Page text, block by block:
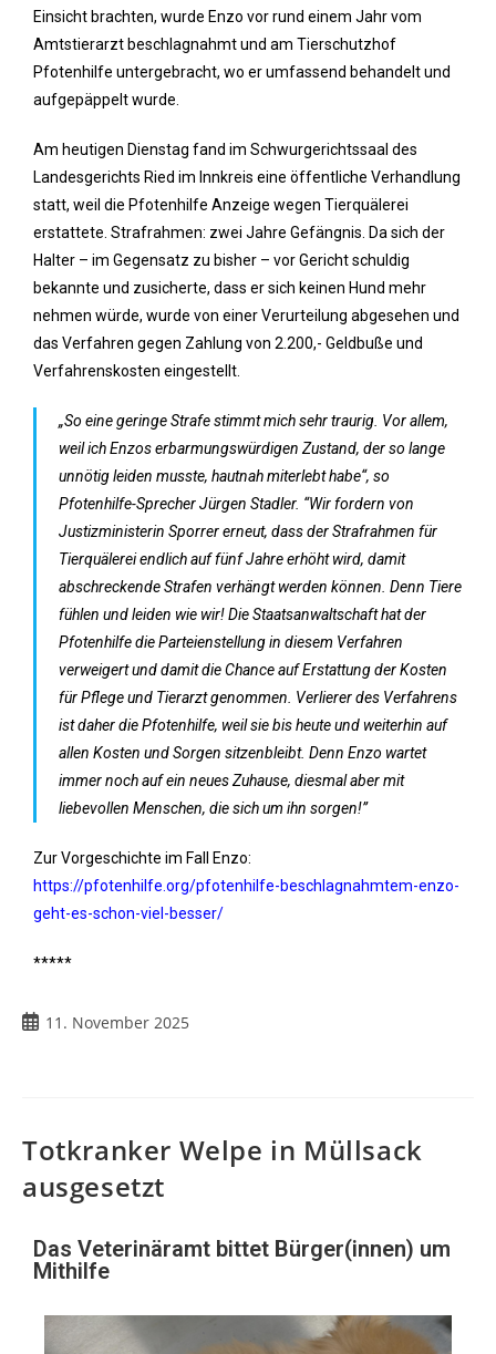
Einsicht brachten, wurde Enzo vor rund einem Jahr vom
Amtstierarzt beschlagnahmt und am Tierschutzhof
Pfotenhilfe untergebracht, wo er umfassend behandelt und
aufgepäppelt wurde.
Am heutigen Dienstag fand im Schwurgerichtssaal des
Landesgerichts Ried im Innkreis eine öffentliche Verhandlung
statt, weil die Pfotenhilfe Anzeige wegen Tierquälerei
erstattete. Strafrahmen: zwei Jahre Gefängnis. Da sich der
Halter – im Gegensatz zu bisher – vor Gericht schuldig
bekannte und zusicherte, dass er sich keinen Hund mehr
nehmen würde, wurde von einer Verurteilung abgesehen und
das Verfahren gegen Zahlung von 2.200,- Geldbuße und
Verfahrenskosten eingestellt.
„So eine geringe Strafe stimmt mich sehr traurig. Vor allem,
weil ich Enzos erbarmungswürdigen Zustand, der so lange
unnötig leiden musste, hautnah miterlebt habe“, so
Pfotenhilfe-Sprecher Jürgen Stadler. “Wir fordern von
Justizministerin Sporrer erneut, dass der Strafrahmen für
Tierquälerei endlich auf fünf Jahre erhöht wird, damit
abschreckende Strafen verhängt werden können. Denn Tiere
fühlen und leiden wie wir! Die Staatsanwaltschaft hat der
Pfotenhilfe die Parteienstellung in diesem Verfahren
verweigert und damit die Chance auf Erstattung der Kosten
für Pflege und Tierarzt genommen. Verlierer des Verfahrens
ist daher die Pfotenhilfe, weil sie bis heute und weiterhin auf
allen Kosten und Sorgen sitzenbleibt. Denn Enzo wartet
immer noch auf ein neues Zuhause, diesmal aber mit
liebevollen Menschen, die sich um ihn sorgen!”
Zur Vorgeschichte im Fall Enzo:
https://pfotenhilfe.org/pfotenhilfe-beschlagnahmtem-enzo-
geht-es-schon-viel-besser/
*****
11. November 2025
Totkranker Welpe in Müllsack
ausgesetzt
Das Veterinäramt bittet Bürger(innen) um
Mithilfe